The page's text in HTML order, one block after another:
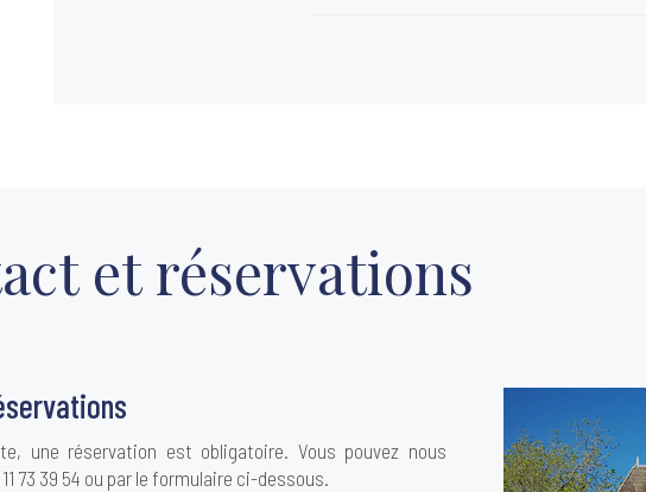
et réservations
une réservation est obligatoire. Vous pouvez nous
73 39 54 ou par le formulaire ci-dessous.